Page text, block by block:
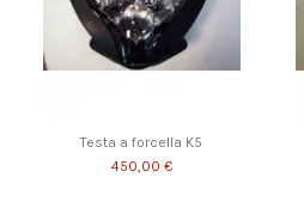
Testa a forcella K5
450,00 €